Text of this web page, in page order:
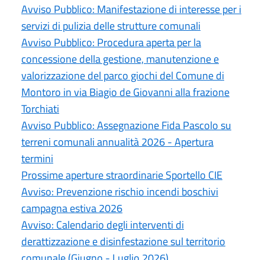
Avviso Pubblico: Manifestazione di interesse per i
servizi di pulizia delle strutture comunali
Avviso Pubblico: Procedura aperta per la
concessione della gestione, manutenzione e
valorizzazione del parco giochi del Comune di
Montoro in via Biagio de Giovanni alla frazione
Torchiati
Avviso Pubblico: Assegnazione Fida Pascolo su
terreni comunali annualità 2026 - Apertura
termini
Prossime aperture straordinarie Sportello CIE
Avviso: Prevenzione rischio incendi boschivi
campagna estiva 2026
Avviso: Calendario degli interventi di
derattizzazione e disinfestazione sul territorio